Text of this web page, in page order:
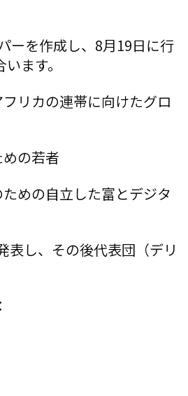
ーを作成し、8月19日に行
ます。
リカの連帯に向けたグロ
の若者
めの自立した富とデジタ
表し、その後代表団（デリ